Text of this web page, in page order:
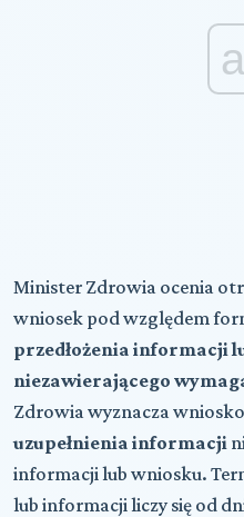
Minister Zdrowia ocenia
wniosek pod względem
przedłożenia informacji
niezawierającego
Zdrowia wyznacza
uzupełnienia informacji
informacji lub wniosku.
lub informacji liczy się od